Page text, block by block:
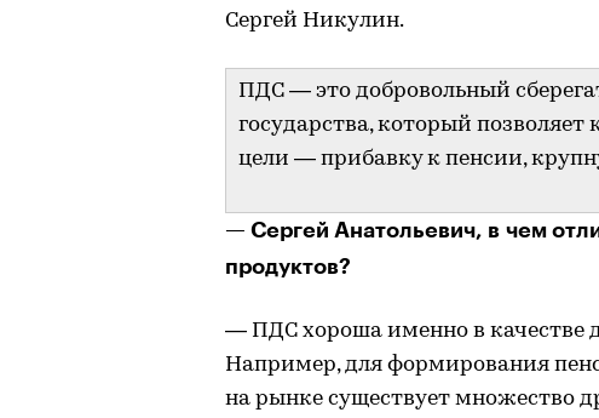
Сергей Никулин.
ПДС — это добровольный
государства, который позволяет
цели — прибавку к пенсии,
— Сергей Анатольевич, в чем
продуктов?
— ПДС хороша именно в качестве
Например, для формирования
на рынке существует множество